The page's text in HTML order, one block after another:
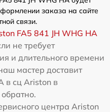
заказа на сайте
связи.
FA5 841 JH WHG HA
не требует
и длительного времени
мастер доставит
в сц Ariston в
центра Ariston